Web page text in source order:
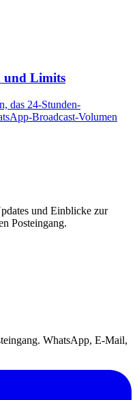
und Limits
das 24-Stunden-
Broadcast-Volumen
und Einblicke zur
Posteingang.
WhatsApp, E-Mail,